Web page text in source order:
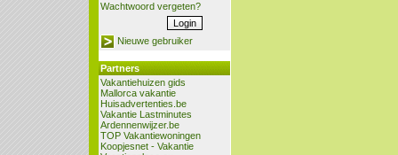
Wachtwoord vergeten?
Nieuwe gebruiker
Partners
Vakantiehuizen gids
Mallorca vakantie
Huisadvertenties.be
Vakantie Lastminutes
Ardennenwijzer.be
TOP Vakantiewoningen
Koopjesnet - Vakantie